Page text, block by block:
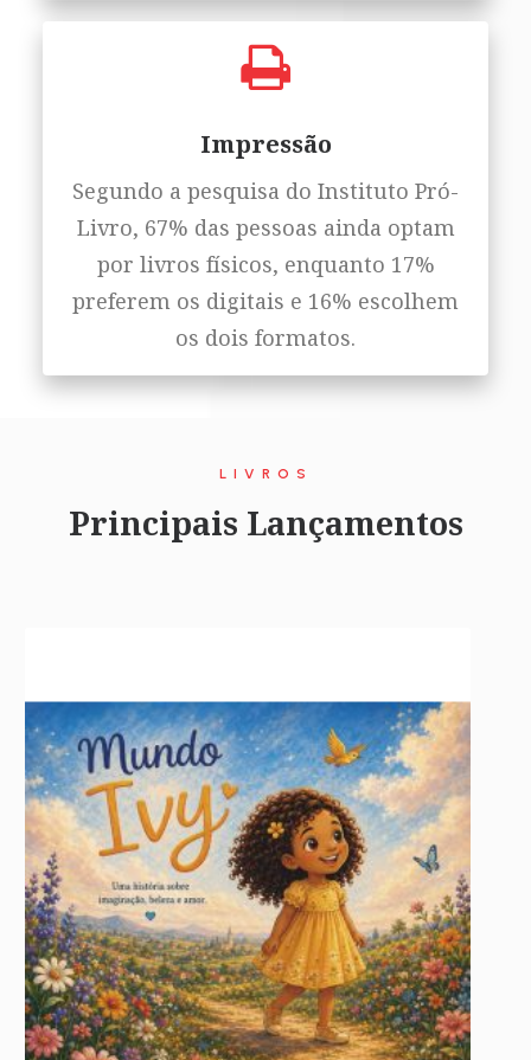
Impressão
Segundo a pesquisa do Instituto Pró-
Livro, 67% das pessoas ainda optam
por livros físicos, enquanto 17%
preferem os digitais e 16% escolhem
os dois formatos.
LIVROS
Principais Lançamentos